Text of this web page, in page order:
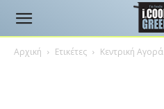
Αρχική Ετικέτες Κεντρική Αγορά